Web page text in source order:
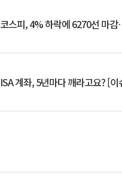
코스피, 4% 하락에 6270선 마
ISA 계좌, 5년마다 깨라고요? [